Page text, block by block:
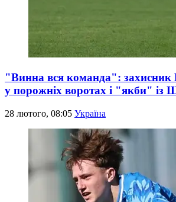
"Винна вся команда": захисник
у порожніх воротах і "якби" із
28 лютого, 08:05 Україна